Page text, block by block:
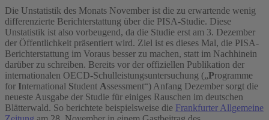
Die Unstatistik des Monats November ist die zu erwartende wenig
differenzierte Berichterstattung über die PISA-Studie. Diese
Unstatistik ist also vorbeugend, da die Studie erst am 3. Dezember
der Öffentlichkeit präsentiert wird. Ziel ist es dieses Mal, die PISA-
Berichterstattung im Voraus besser zu machen, statt im Nachhinein
darüber zu schreiben. Bereits vor der offiziellen Publikation der
internationalen OECD-Schulleistungsuntersuchung („Programme
for International Student Assessment“) Anfang Dezember sorgt die
neueste Ausgabe der Studie für einiges Rauschen im deutschen
Blätterwald. So berichtete beispielsweise die Frankfurter Allgemeine